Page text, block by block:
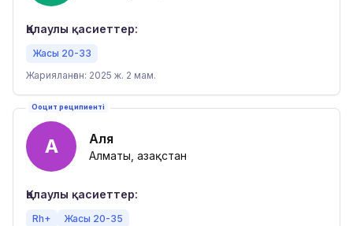
Қалаулы қасиеттер:
Жасы 20-33
Жарияланған: 2025 ж. 2 мам.
Ооцит реципиенті
А Аля
Алматы, Қазақстан
Қалаулы қасиеттер:
Rh+
Жасы 20-35